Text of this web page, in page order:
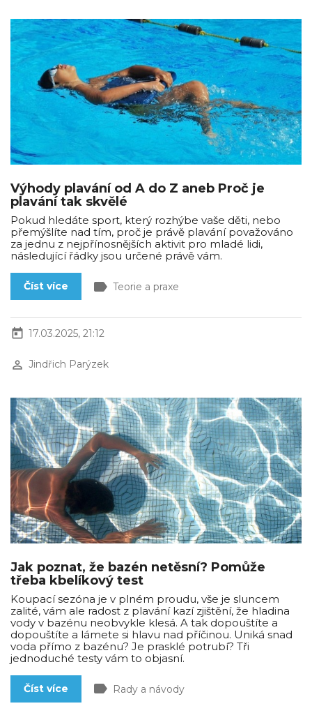
Výhody plavání od A do Z aneb Proč je
plavání tak skvělé
Pokud hledáte sport, který rozhýbe vaše děti, nebo
přemýšlíte nad tím, proč je právě plavání považováno
za jednu z nejpřínosnějších aktivit pro mladé lidi,
následující řádky jsou určené právě vám.
Číst více label Teorie a praxe
today 17.03.2025, 21:12
perm_identity Jindřich Parýzek
Jak poznat, že bazén netěsní? Pomůže
třeba kbelíkový test
Koupací sezóna je v plném proudu, vše je sluncem
zalité, vám ale radost z plavání kazí zjištění, že hladina
vody v bazénu neobvykle klesá. A tak dopouštíte a
dopouštíte a lámete si hlavu nad příčinou. Uniká snad
voda přímo z bazénu? Je prasklé potrubí? Tři
jednoduché testy vám to objasní.
Číst více label Rady a návody